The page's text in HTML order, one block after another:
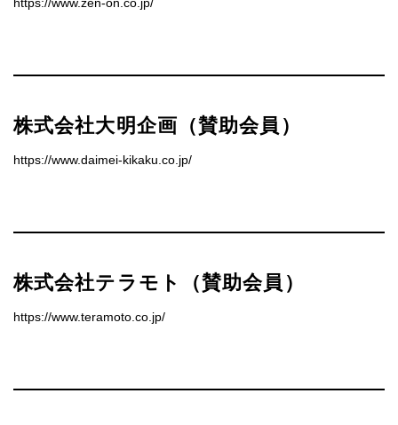
https://www.zen-on.co.jp/
株式会社大明企画（賛助会員）
https://www.daimei-kikaku.co.jp/
株式会社テラモト（賛助会員）
https://www.teramoto.co.jp/